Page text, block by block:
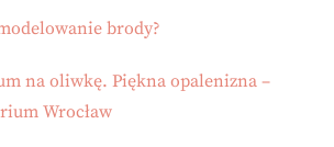
brody?
na oliwkę. Piękna opalenizna –
Wrocław